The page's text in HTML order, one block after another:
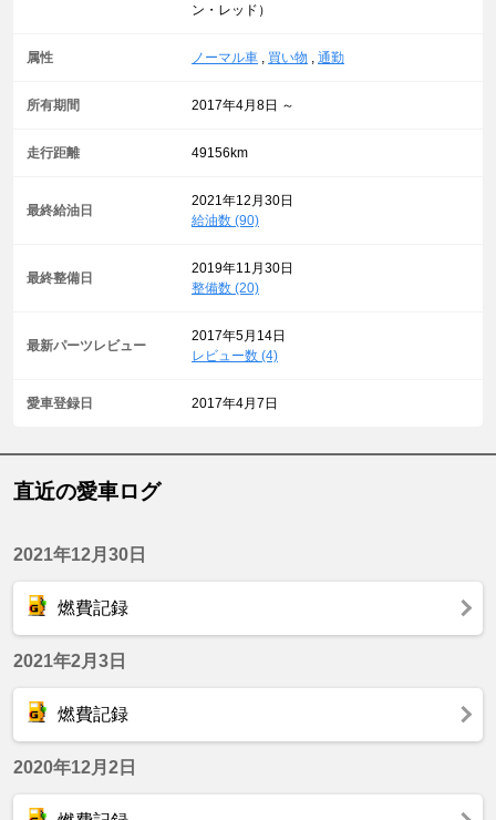
ン・レッド）
属性 ノーマル車 買い物 通勤
所有期間 2017年4月8日 ～
走行距離 49156km
最終給油日
2021年12月30日
給油数 (90)
最終整備日
2019年11月30日
整備数 (20)
最新パーツレビュー
2017年5月14日
レビュー数 (4)
愛車登録日 2017年4月7日
直近の愛車ログ
2021年12月30日
燃費記録
2021年2月3日
燃費記録
2020年12月2日